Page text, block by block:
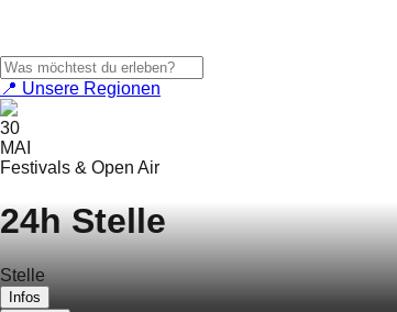
📍 Unsere Regionen
30
MAI
Festivals & Open Air
24h Stelle
Stelle
Infos